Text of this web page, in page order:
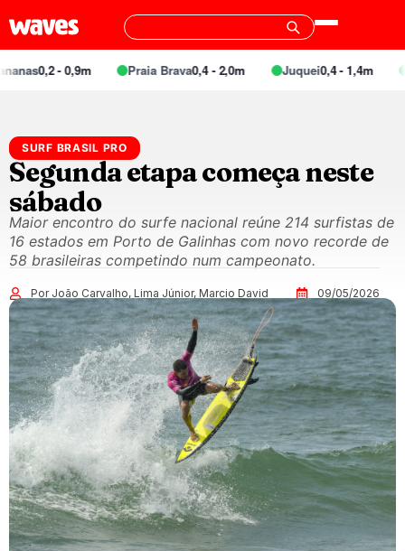
0,2 - 0,9m Praia Brava0,4 - 2,0m Juquei0,4 - 1,4m Barra
SURF BRASIL PRO
Segunda etapa começa neste
sábado
Maior encontro do surfe nacional reúne 214 surfistas de
16 estados em Porto de Galinhas com novo recorde de
58 brasileiras competindo num campeonato.
Por João Carvalho, Lima Júnior, Marcio David 09/05/2026